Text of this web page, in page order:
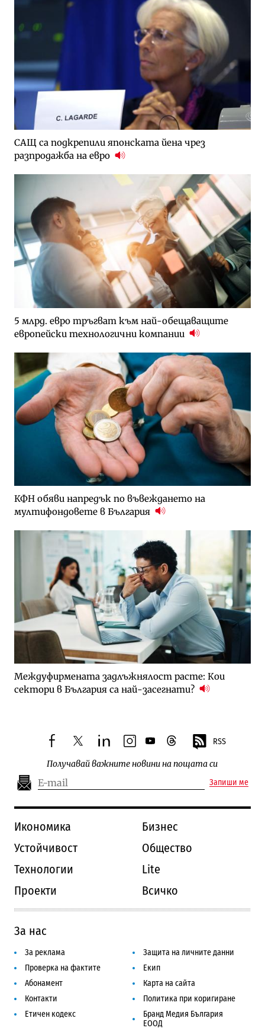
САЩ са подкрепили японската йена чрез
разпродажба на евро
5 млрд. евро тръгват към най-обещаващите
европейски технологични компании
КФН обяви напредък по въвеждането на
мултифондовете в България
Междуфирмената задлъжнялост расте: Кои
сектори в България са най-засегнати?
facebooktwitterlinkedininstagram
youtubethreads RSS
Получавай важните новини на пощата си
Запиши ме
Икономика
Бизнес
Устойчивост
Общество
Технологии
Lite
Проекти
Всичко
За нас
За реклама
Защита на личните данни
Проверка на фактите
Екип
Абонамент
Карта на сайта
Контакти
Политика при коригиране
Етичен кодекс
Бранд Медия България
ЕООД